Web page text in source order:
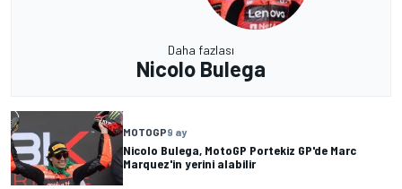
Daha fazlası
Nicolo Bulega
MOTOGP9 ay
Nicolo Bulega, MotoGP Portekiz GP'de Marc
Marquez'in yerini alabilir